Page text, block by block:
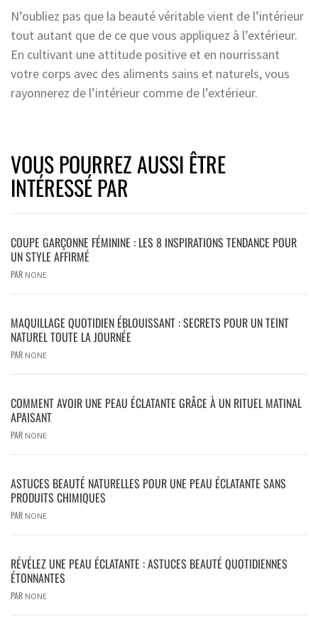
N’oubliez pas que la beauté véritable vient de l’intérieur
tout autant que de ce que vous appliquez à l’extérieur.
En cultivant une attitude positive et en nourrissant
votre corps avec des aliments sains et naturels, vous
rayonnerez de l’intérieur comme de l’extérieur.
VOUS POURREZ AUSSI ÊTRE
INTÉRESSÉ PAR
COUPE GARÇONNE FÉMININE : LES 8 INSPIRATIONS TENDANCE POUR
UN STYLE AFFIRMÉ
PAR NONE
MAQUILLAGE QUOTIDIEN ÉBLOUISSANT : SECRETS POUR UN TEINT
NATUREL TOUTE LA JOURNÉE
PAR NONE
COMMENT AVOIR UNE PEAU ÉCLATANTE GRÂCE À UN RITUEL MATINAL
APAISANT
PAR NONE
ASTUCES BEAUTÉ NATURELLES POUR UNE PEAU ÉCLATANTE SANS
PRODUITS CHIMIQUES
PAR NONE
RÉVÉLEZ UNE PEAU ÉCLATANTE : ASTUCES BEAUTÉ QUOTIDIENNES
ÉTONNANTES
PAR NONE